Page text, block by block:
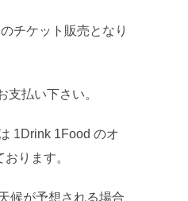
チケット販売となり
支払い下さい。
1Drink 1Food のオ
ります。
候が予想される場合